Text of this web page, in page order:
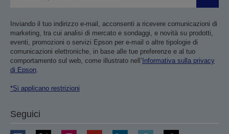
Inviando il tuo indirizzo e-mail, acconsenti a ricevere comunicazioni di
marketing, tra cui analisi di mercato e sondaggi, e novità su prodotti,
eventi, promozioni o servizi Epson per e-mail o altre tipologie di
comunicazioni elettroniche, in base alle tue preferenze e al tuo
comportamento sul web, come illustrato nell’ Informativa sulla privacy
di Epson.
*Si applicano restrizioni
Seguici